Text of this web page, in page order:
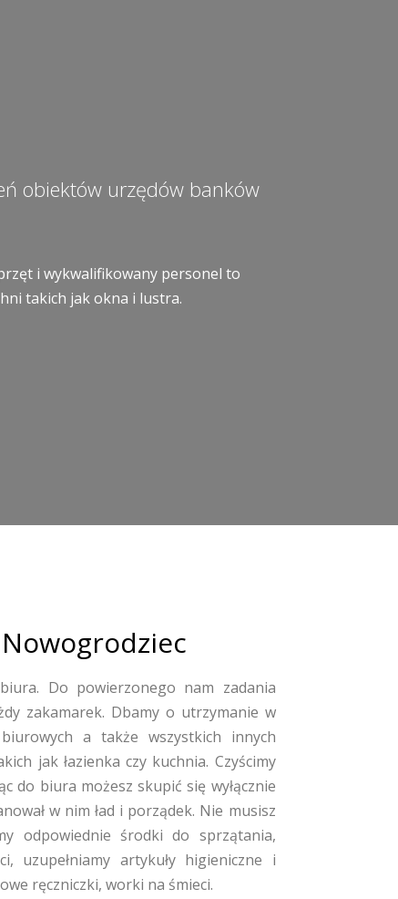
obiektów urzędów banków
i wykwalifikowany personel to
takich jak okna i lustra.
Do powierzonego nam zadania
zakamarek. Dbamy o utrzymanie w
a także wszystkich innych
jak łazienka czy kuchnia. Czyścimy
do biura możesz skupić się wyłącznie
w nim ład i porządek. Nie musisz
odpowiednie środki do sprzątania,
uzupełniamy artykuły higieniczne i
ręczniczki, worki na śmieci.